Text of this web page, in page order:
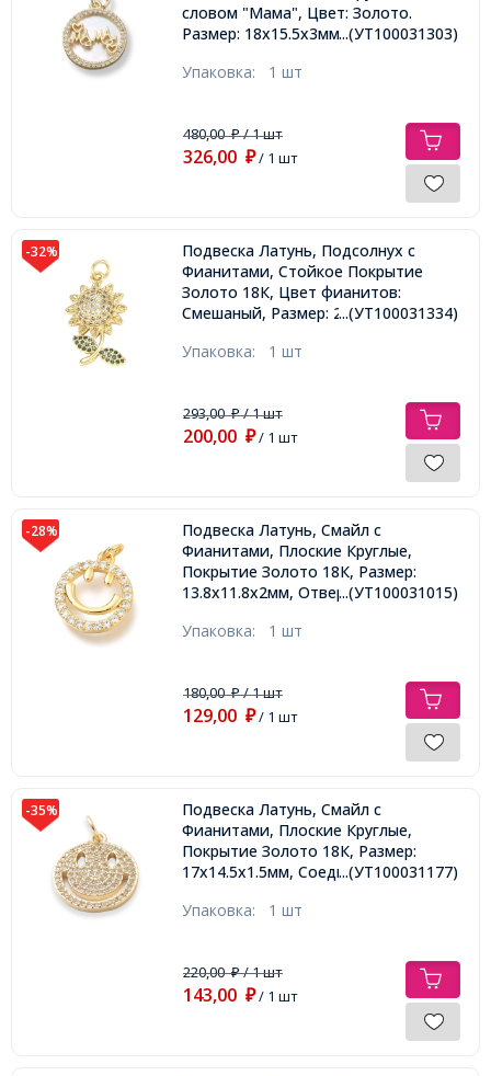
словом "Мама", Цвет: Золото.
Размер: 18х15.5х3мм, Отверстие
...(УТ100031303)
Упаковка: 1 шт
480,00₽/ 1 шт
326,00 ₽/ 1 шт
-32%
Подвеска Латунь, Подсолнух с
Фианитами, Стойкое Покрытие
Золото 18К, Цвет фианитов:
Смешаный, Размер: 25х14х6.5мм,
кольцо 5х1мм,
...(УТ100031334)
Упаковка: 1 шт
293,00₽/ 1 шт
200,00 ₽/ 1 шт
-28%
Подвеска Латунь, Смайл с
Фианитами, Плоские Круглые,
Покрытие Золото 18К, Размер:
13.8х11.8х2мм, Отверстие 2.4мм,
...(УТ100031015)
Упаковка: 1 шт
180,00₽/ 1 шт
129,00 ₽/ 1 шт
-35%
Подвеска Латунь, Смайл с
Фианитами, Плоские Круглые,
Покрытие Золото 18К, Размер:
17х14.5х1.5мм, Соединительное
диаметр 3.5мм,
...(УТ100031177)
Упаковка: 1 шт
220,00₽/ 1 шт
143,00 ₽/ 1 шт